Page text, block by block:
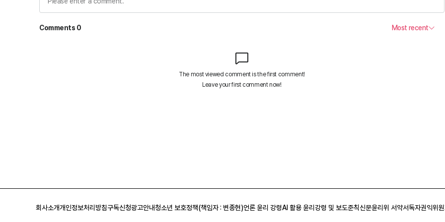
회사소개개인정보처리방침구독신청광고안내청소년 보호정책(책임자 : 변종현)언론 윤리 강령AI 활용 윤리강령 및 보도준칙신문윤리위 서약서독자권익위